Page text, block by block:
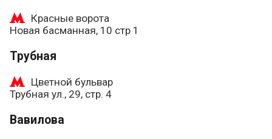
Красные ворота
Новая басманная, 10 стр 1
Трубная
Цветной бульвар
Трубная ул., 29, стр. 4
Вавилова